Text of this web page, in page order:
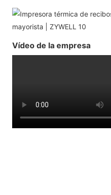
Vídeo de la empresa